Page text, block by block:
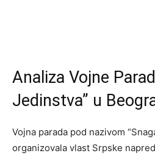
Analiza Vojne
Jedinstva” u
Vojna parada pod nazivom
organizovala vlast Srpske